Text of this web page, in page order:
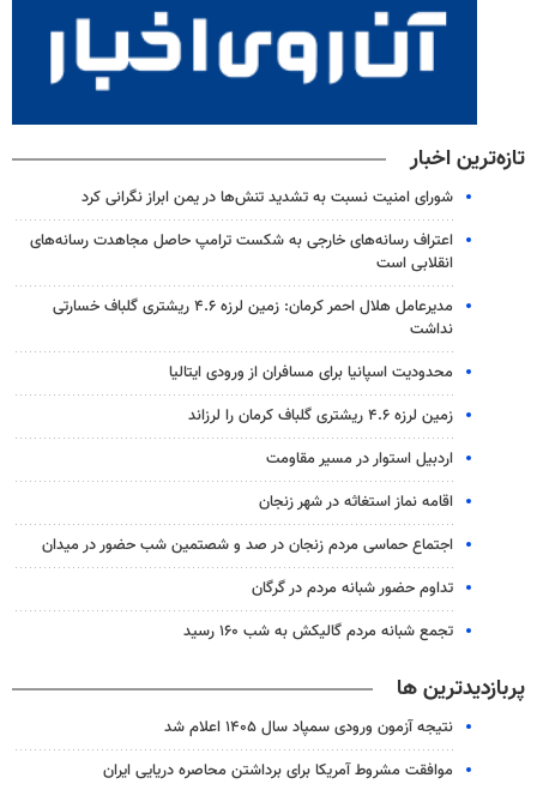
تازه‌ترین اخبار
شورای امنیت نسبت به تشدید تنش‌ها در یمن ابراز نگرانی کرد
اعتراف رسانه‌های خارجی به شکست ترامپ حاصل مجاهدت رسانه‌های
انقلابی است
مدیرعامل هلال احمر کرمان: زمین لرزه ۴.۶ ریشتری گلباف خسارتی
نداشت
محدودیت اسپانیا برای مسافران از ورودی ایتالیا
زمین لرزه ۴.۶ ریشتری گلباف کرمان را لرزاند
اردبیل استوار در مسیر مقاومت
اقامه نماز استغاثه در شهر زنجان
اجتماع حماسی مردم زنجان در صد و شصتمین شب حضور در میدان
تداوم حضور شبانه مردم در گرگان
تجمع شبانه مردم گالیکش به شب ۱۶۰ رسید
پربازدیدترین ها
نتیجه آزمون ورودی سمپاد سال ۱۴۰۵ اعلام شد
موافقت مشروط آمریکا برای برداشتن محاصره دریایی ایران